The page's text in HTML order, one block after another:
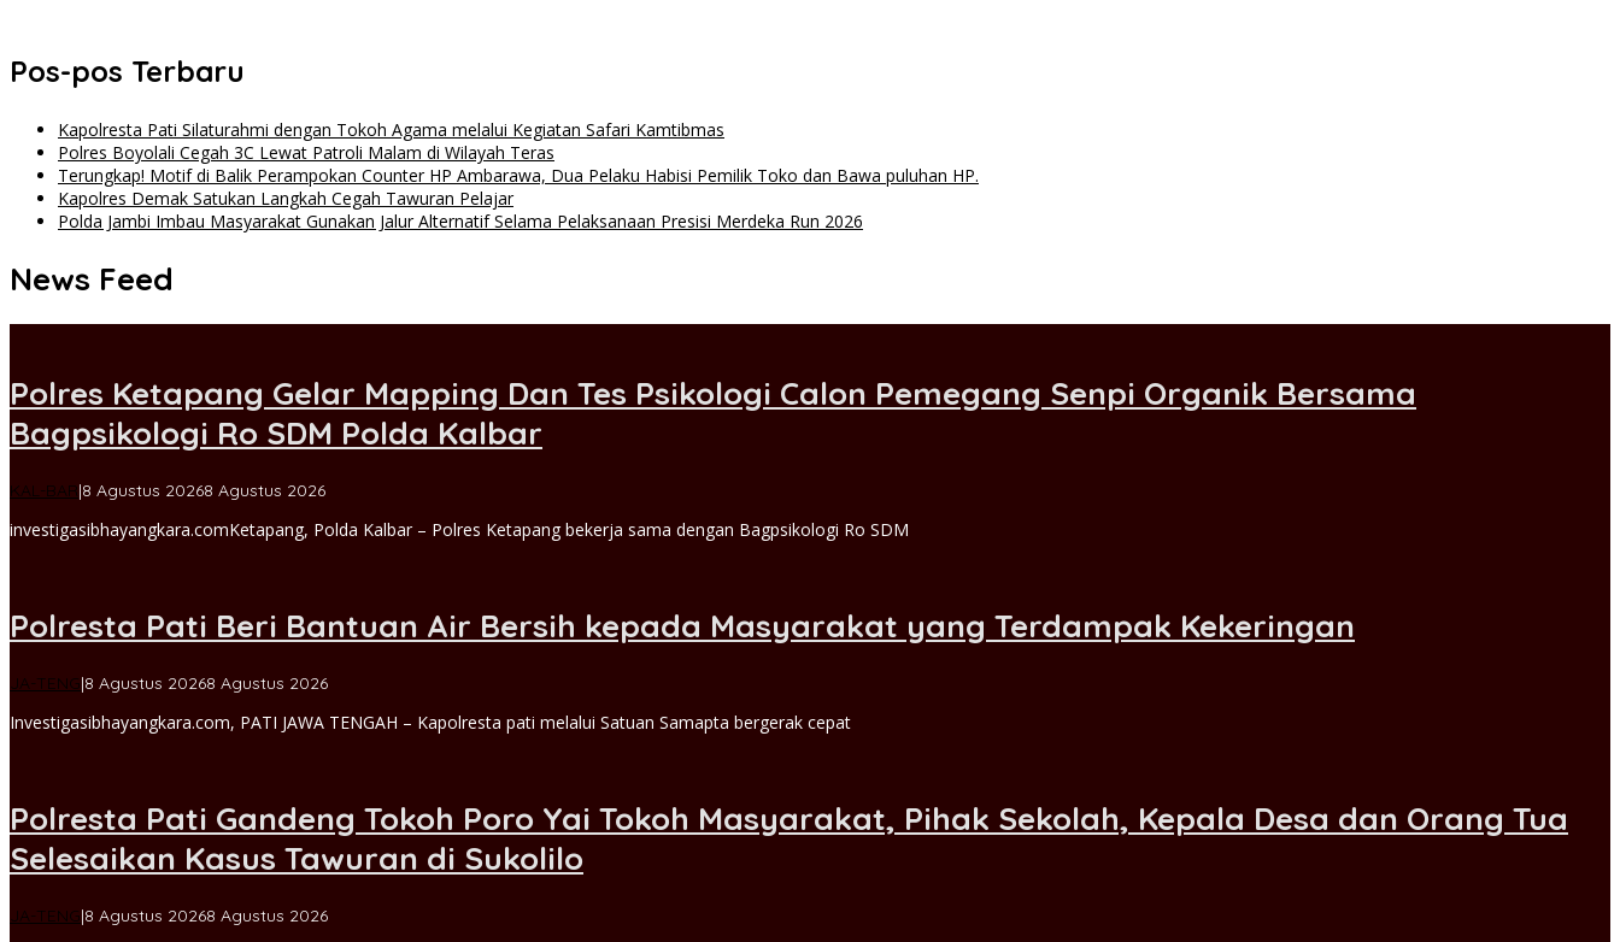
Pos-pos Terbaru
Kapolresta Pati Silaturahmi dengan Tokoh Agama melalui Kegiatan Safari Kamtibmas
Polres Boyolali Cegah 3C Lewat Patroli Malam di Wilayah Teras
Terungkap! Motif di Balik Perampokan Counter HP Ambarawa, Dua Pelaku Habisi Pemilik Toko dan Bawa puluhan HP.
Kapolres Demak Satukan Langkah Cegah Tawuran Pelajar
Polda Jambi Imbau Masyarakat Gunakan Jalur Alternatif Selama Pelaksanaan Presisi Merdeka Run 2026
News Feed
BHAYANGKARA
INDONESIA
Polres Ketapang Gelar Mapping Dan Tes Psikologi Calon Pemegang Senpi Organik Bersama
Bagpsikologi Ro SDM Polda Kalbar
KAL-BAR|8 Agustus 20268 Agustus 2026oleh
admin
investigasibhayangkara.comKetapang, Polda Kalbar – Polres Ketapang bekerja sama dengan Bagpsikologi Ro SDM
Polresta Pati Beri Bantuan Air Bersih kepada Masyarakat yang Terdampak Kekeringan
JA-TENG|8 Agustus 20268 Agustus 2026oleh
admin
Investigasibhayangkara.com, PATI JAWA TENGAH – Kapolresta pati melalui Satuan Samapta bergerak cepat
Polresta Pati Gandeng Tokoh Poro Yai Tokoh Masyarakat, Pihak Sekolah, Kepala Desa dan Orang Tua
Selesaikan Kasus Tawuran di Sukolilo
JA-TENG|8 Agustus 20268 Agustus 2026oleh